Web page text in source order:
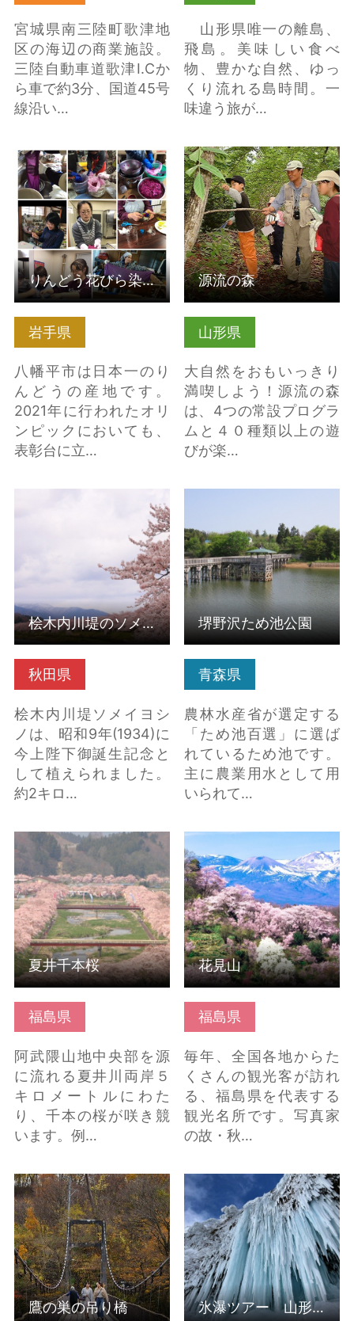
宮城県南三陸町歌津地
区の海辺の商業施設。
三陸自動車道歌津I.Cか
ら車で約3分、国道45号
線沿い…
山形県唯一の離島、
飛島。美味しい食べ
物、豊かな自然、ゆっ
くり流れる島時間。一
味違う旅が…
岩手県
八幡平市は日本一のり
んどうの産地です。
2021年に行われたオリ
ンピックにおいても、
表彰台に立…
りんどう花びら染体験
【岩手県八幡平市】 の
詳細はこちら
りんどう花びら染体験【岩手県八幡平市】
山形県
大自然をおもいっきり
満喫しよう！源流の森
は、4つの常設プログラ
ムと４０種類以上の遊
びが楽…
源流の森 の詳細はこち
ら
源流の森
秋田県
桧木内川堤ソメイヨシ
ノは、昭和9年(1934)に
今上陛下御誕生記念と
して植えられました。
約2キロ…
シノ（秋田県仙北市）
桧木内川堤のソメイヨシノ（秋田県仙北市）
青森県
農林水産省が選定する
「ため池百選」に選ば
れているため池です。
主に農業用水として用
いられて…
堺野沢ため池公園
福島県
阿武隈山地中央部を源
に流れる夏井川両岸５
キロメートルにわた
り、千本の桜が咲き競
います。例…
夏井千本桜 の詳細はこ
ちら
夏井千本桜
福島県
毎年、全国各地からた
くさんの観光客が訪れ
る、福島県を代表する
観光名所です。写真家
の故・秋…
花見山 の詳細はこちら
花見山
鷹の巣の吊り橋 の詳細
はこちら
鷹の巣の吊り橋
氷瀑ツアー 山形の絶
景スノートレッキング
の詳細はこちら
氷瀑ツアー 山形の絶景スノートレッキング